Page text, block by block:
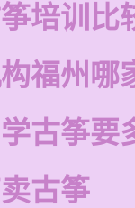
培训比
福州哪
古筝要
古筝